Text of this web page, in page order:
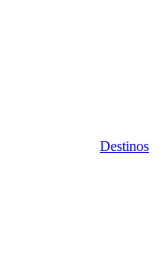
Destinos